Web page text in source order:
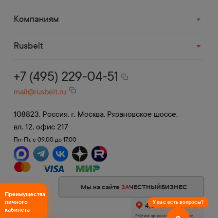
Компаниям
Rusbelt
+7 (495) 229-04-51
mail@rusbelt.ru
108823, Россия, г. Москва, Рязановское шоссе,
вл. 12, офис 217
Пн-Пт, с 09.00 до 17.00
Мы на сайте ЗАЧЕСТНЫЙБИЗНЕС
Преимущества
личного
кабинета
У вас есть вопросы?